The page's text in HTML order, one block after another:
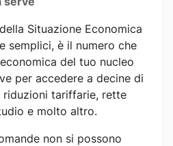
Situazione Economica
semplici, è il numero che
del tuo nucleo
per accedere a decine di
riduzioni tariffarie, rette
e molto altro.
non si possono